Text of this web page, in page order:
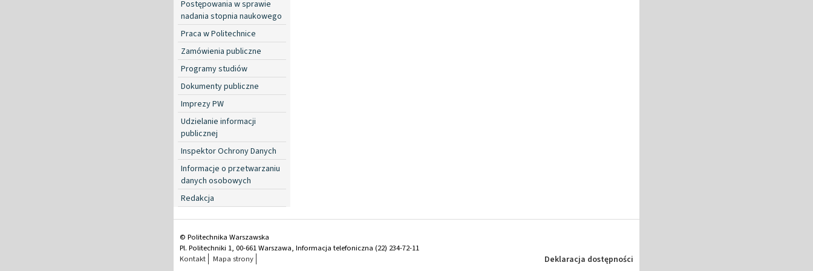
Postępowania w sprawie
nadania stopnia naukowego
Praca w Politechnice
Zamówienia publiczne
Programy studiów
Dokumenty publiczne
Imprezy PW
Udzielanie informacji
publicznej
Inspektor Ochrony Danych
Informacje o przetwarzaniu
danych osobowych
Redakcja
© Politechnika Warszawska
Pl. Politechniki 1, 00-661 Warszawa, Informacja telefoniczna (22) 234-72-11
Kontakt
Mapa strony Deklaracja dostępności